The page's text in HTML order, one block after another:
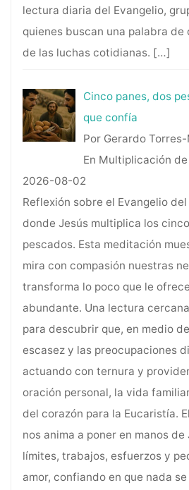
lectura diaria del Evangelio,
quienes buscan una palabra de
de las luchas cotidianas. […]
Cinco panes, dos
que confía
Por Gerardo
En Multiplicación
2026-08-02
Reflexión sobre el Evangelio del
donde Jesús multiplica los
pescados. Esta meditación
mira con compasión nuestras
transforma lo poco que le
abundante. Una lectura
para descubrir que, en medio
escasez y las preocupaciones
actuando con ternura y
oración personal, la vida
del corazón para la Eucaristía.
nos anima a poner en manos
límites, trabajos, esfuerzos y
amor, confiando en que nada